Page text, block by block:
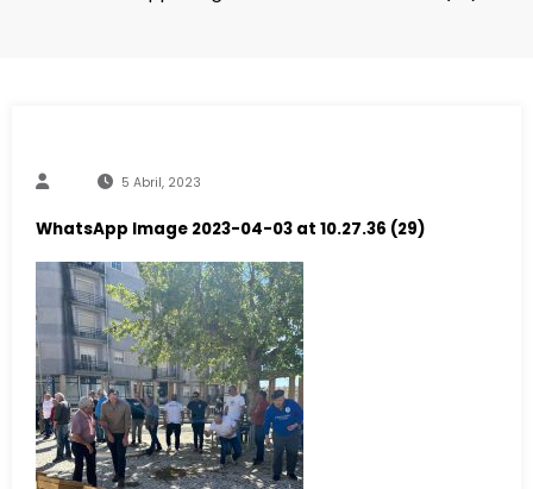
5 Abril, 2023
WhatsApp Image 2023-04-03 at 10.27.36 (29)